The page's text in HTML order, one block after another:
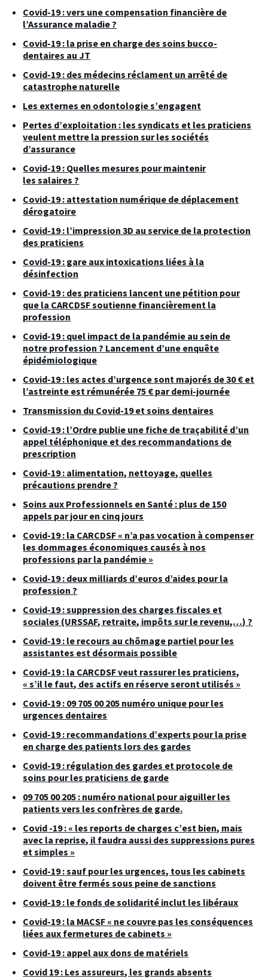
Covid-19 : vers une compensation financière de
l’Assurance maladie ?
Covid-19 : la prise en charge des soins bucco-
dentaires au JT
Covid-19 : des médecins réclament un arrêté de
catastrophe naturelle
Les externes en odontologie s’engagent
Pertes d’exploitation : les syndicats et les praticiens
veulent mettre la pression sur les sociétés
d’assurance
Covid-19 : Quelles mesures pour maintenir
les salaires ?
Covid-19 : attestation numérique de déplacement
dérogatoire
Covid-19 : l’impression 3D au service de la protection
des praticiens
Covid-19 : gare aux intoxications liées à la
désinfection
Covid-19 : des praticiens lancent une pétition pour
que la CARCDSF soutienne financièrement la
profession
Covid-19 : quel impact de la pandémie au sein de
notre profession ? Lancement d’une enquête
épidémiologique
Covid-19 : les actes d’urgence sont majorés de 30 € et
l’astreinte est rémunérée 75 € par demi-journée
Transmission du Covid-19 et soins dentaires
Covid-19 : l’Ordre publie une fiche de traçabilité d’un
appel téléphonique et des recommandations de
prescription
Covid-19 : alimentation, nettoyage, quelles
précautions prendre ?
Soins aux Professionnels en Santé : plus de 150
appels par jour en cinq jours
Covid-19 : la CARCDSF « n’a pas vocation à compenser
les dommages économiques causés à nos
professions par la pandémie »
Covid-19 : deux milliards d’euros d’aides pour la
profession ?
Covid-19 : suppression des charges fiscales et
sociales (URSSAF, retraite, impôts sur le revenu,…) ?
Covid-19 : le recours au chômage partiel pour les
assistantes est désormais possible
Covid-19 : la CARCDSF veut rassurer les praticiens,
« s’il le faut, des actifs en réserve seront utilisés »
Covid-19 : 09 705 00 205 numéro unique pour les
urgences dentaires
Covid-19 : recommandations d’experts pour la prise
en charge des patients lors des gardes
Covid-19 : régulation des gardes et protocole de
soins pour les praticiens de garde
09 705 00 205 : numéro national pour aiguiller les
patients vers les confrères de garde.
Covid -19 : « les reports de charges c’est bien, mais
avec la reprise, il faudra aussi des suppressions pures
et simples »
Covid-19 : sauf pour les urgences, tous les cabinets
doivent être fermés sous peine de sanctions
Covid-19 : le fonds de solidarité inclut les libéraux
Covid-19 : la MACSF « ne couvre pas les conséquences
liées aux fermetures de cabinets »
Covid-19 : appel aux dons de matériels
Covid 19 : Les assureurs, les grands absents